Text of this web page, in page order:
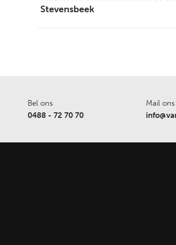
Stevensbeek
Bel ons
0488 - 72 70 70
Mail ons